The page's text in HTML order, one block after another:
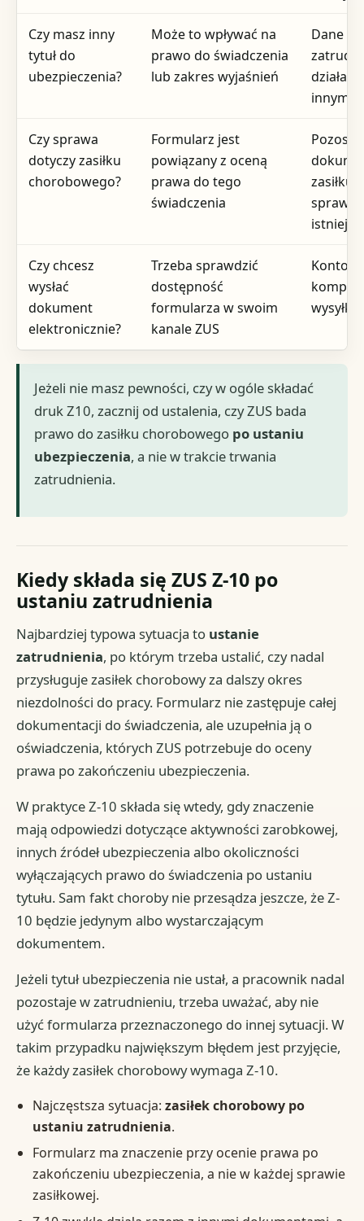
Czy masz inny
tytuł do
ubezpieczenia?
Może to wpływać na
prawo do świadczenia
lub zakres wyjaśnień
Dane o
innym
Czy sprawa
dotyczy zasiłku
chorobowego?
Formularz jest
powiązany z oceną
prawa do tego
świadczenia
zasiłku
sprawy,
istnieje
Czy chcesz
wysłać
dokument
elektronicznie?
Trzeba sprawdzić
dostępność
formularza w swoim
kanale ZUS
Konto w
wysyłki
Jeżeli nie masz pewności, czy w ogóle składać
druk Z10, zacznij od ustalenia, czy ZUS bada
prawo do zasiłku chorobowego po ustaniu
ubezpieczenia, a nie w trakcie trwania
zatrudnienia.
Kiedy składa się ZUS Z-10 po
ustaniu zatrudnienia
Najbardziej typowa sytuacja to ustanie
zatrudnienia, po którym trzeba ustalić, czy nadal
przysługuje zasiłek chorobowy za dalszy okres
niezdolności do pracy. Formularz nie zastępuje całej
dokumentacji do świadczenia, ale uzupełnia ją o
oświadczenia, których ZUS potrzebuje do oceny
prawa po zakończeniu ubezpieczenia.
W praktyce Z-10 składa się wtedy, gdy znaczenie
mają odpowiedzi dotyczące aktywności zarobkowej,
innych źródeł ubezpieczenia albo okoliczności
wyłączających prawo do świadczenia po ustaniu
tytułu. Sam fakt choroby nie przesądza jeszcze, że Z-
10 będzie jedynym albo wystarczającym
dokumentem.
Jeżeli tytuł ubezpieczenia nie ustał, a pracownik nadal
pozostaje w zatrudnieniu, trzeba uważać, aby nie
użyć formularza przeznaczonego do innej sytuacji. W
takim przypadku największym błędem jest przyjęcie,
że każdy zasiłek chorobowy wymaga Z-10.
Najczęstsza sytuacja: zasiłek chorobowy po
ustaniu zatrudnienia.
Formularz ma znaczenie przy ocenie prawa po
zakończeniu ubezpieczenia, a nie w każdej sprawie
zasiłkowej.